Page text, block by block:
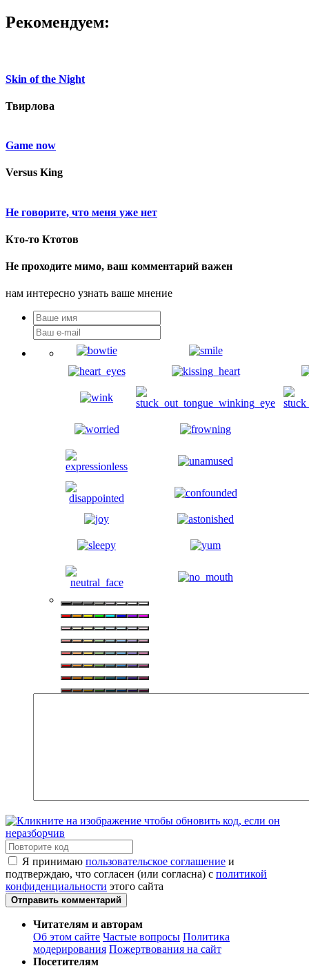
Рекомендуем:
Skin of the Night
Твирлова
Game now
Versus King
Не говорите, что меня уже нет
Кто-то Ктотов
Не проходите мимо, ваш комментарий важен
нам интересно узнать ваше мнение
Я принимаю пользовательское соглашение и
подтверждаю, что согласен (или согласна) с политикой
конфиденциальности этого сайта
Отправить комментарий
Читателям и авторам
Об этом сайте Частые вопросы Политика
модерирования Пожертвования на сайт
Посетителям